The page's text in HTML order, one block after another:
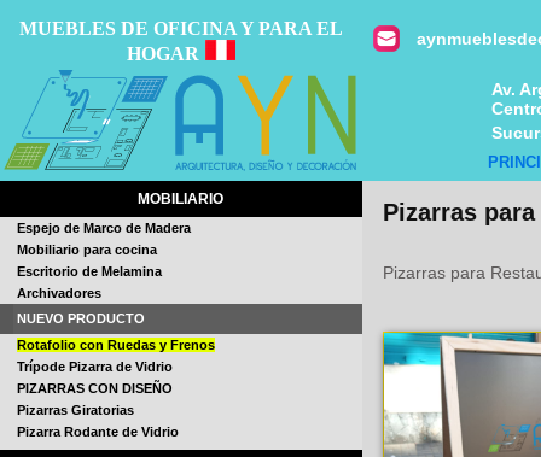
MUEBLES DE OFICINA Y PARA EL
HOGAR
Av.
MOBILIARIO
Espejo de Marco de Madera
Mobiliario para cocina
Escritorio de Melamina
Archivadores
NUEVO PRODUCTO
Rotafolio con Ruedas y Frenos
Trípode Pizarra de Vidrio
PIZARRAS CON DISEÑO
Pizarras Giratorias
Pizarra Rodante de Vidrio
Pizarras
Pizarras para